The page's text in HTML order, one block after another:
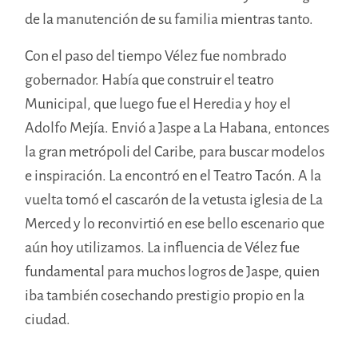
de la manutención de su familia mientras tanto.
Con el paso del tiempo Vélez fue nombrado
gobernador. Había que construir el teatro
Municipal, que luego fue el Heredia y hoy el
Adolfo Mejía. Envió a Jaspe a La Habana, entonces
la gran metrópoli del Caribe, para buscar modelos
e inspiración. La encontró en el Teatro Tacón. A la
vuelta tomó el cascarón de la vetusta iglesia de La
Merced y lo reconvirtió en ese bello escenario que
aún hoy utilizamos. La influencia de Vélez fue
fundamental para muchos logros de Jaspe, quien
iba también cosechando prestigio propio en la
ciudad.